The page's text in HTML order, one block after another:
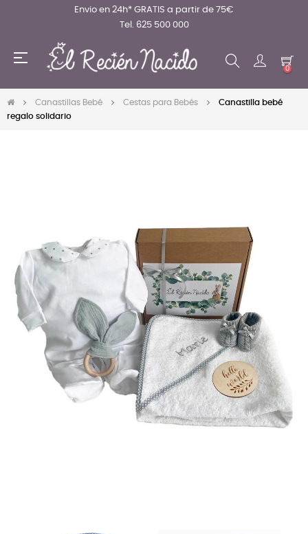
Envio en 24h* GRATIS a partir de 75€
Tel. 625 500 000
Navegación
☰
0
Canastillas Bebé Cestas para Bebés
Canastilla bebé
regalo solidario